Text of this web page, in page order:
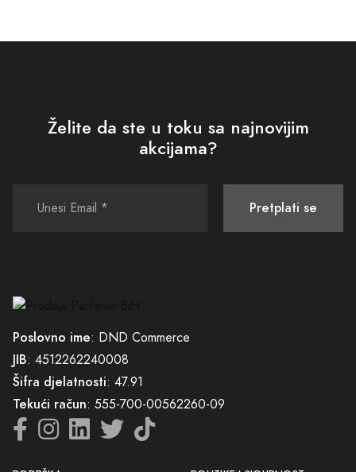
Želite da ste u toku sa najnovijim
akcijama?
Pretplati se
Poslovno ime: DND Commerce
JIB: 4512262240008
Šifra djelatnosti: 47.91
Tekući račun: 555-700-00562260-09